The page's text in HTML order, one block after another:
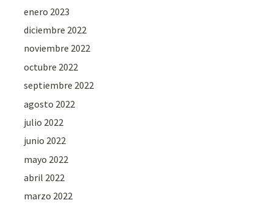
enero 2023
diciembre 2022
noviembre 2022
octubre 2022
septiembre 2022
agosto 2022
julio 2022
junio 2022
mayo 2022
abril 2022
marzo 2022